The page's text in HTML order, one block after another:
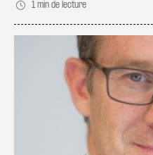
1 min de lecture